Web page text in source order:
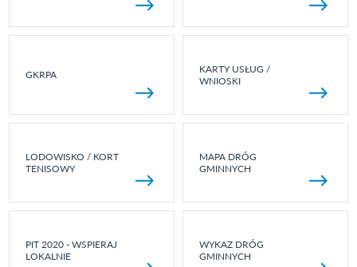
GKRPA
KARTY USŁUG /
WNIOSKI
LODOWISKO / KORT
TENISOWY
MAPA DRÓG
GMINNYCH
PIT 2020 - WSPIERAJ
LOKALNIE
WYKAZ DRÓG
GMINNYCH